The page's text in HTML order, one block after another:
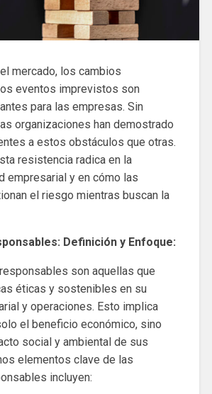
mercado, los cambios
eventos imprevistos son
para las empresas. Sin
organizaciones han demostrado
a estos obstáculos que otras.
resistencia radica en la
empresarial y en cómo las
el riesgo mientras buscan la
Definición y Enfoque:
son aquellas que
éticas y sostenibles en su
y operaciones. Esto implica
el beneficio económico, sino
social y ambiental de sus
elementos clave de las
incluyen: